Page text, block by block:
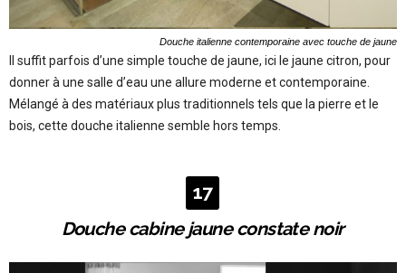
Douche italienne contemporaine avec touche de jaune
Il suffit parfois d’une simple touche de jaune, ici le jaune citron, pour
donner à une salle d’eau une allure moderne et contemporaine.
Mélangé à des matériaux plus traditionnels tels que la pierre et le
bois, cette douche italienne semble hors temps.
17
Douche cabine jaune constate noir